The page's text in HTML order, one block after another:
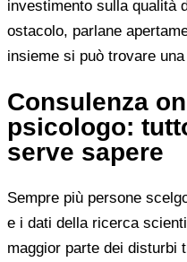
investimento sulla qualità
ostacolo, parlane
insieme si può trovare
Consulenza
psicologo:
serve sapere
Sempre più persone
e i dati della ricerca
maggior parte dei disturbi